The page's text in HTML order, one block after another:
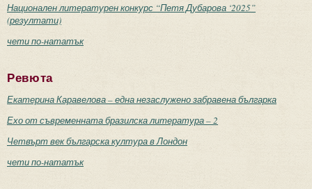
Национален литературен конкурс “Петя Дубарова ‘2025”
(резултати)
чети по-нататък
Ревюта
Екатерина Каравелова – една незаслужено забравена българка
Ехо от съвременната бразилска литература – 2
Четвърт век българска култура в Лондон
чети по-нататък